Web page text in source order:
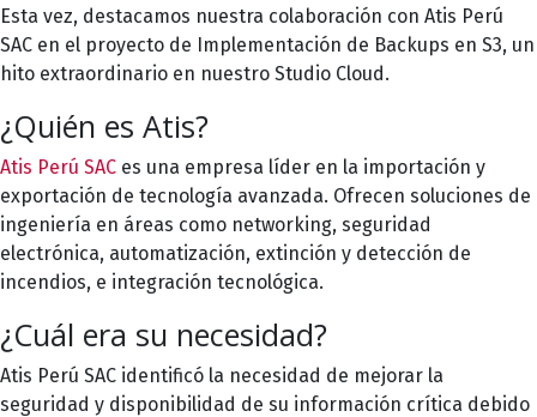
Esta vez, destacamos nuestra colaboración con Atis Perú
SAC en el proyecto de Implementación de Backups en S3, un
hito extraordinario en nuestro Studio Cloud.
¿Quién es Atis?
Atis Perú SAC es una empresa líder en la importación y
exportación de tecnología avanzada. Ofrecen soluciones de
ingeniería en áreas como networking, seguridad
electrónica, automatización, extinción y detección de
incendios, e integración tecnológica.
¿Cuál era su necesidad?
Atis Perú SAC identificó la necesidad de mejorar la
seguridad y disponibilidad de su información crítica debido